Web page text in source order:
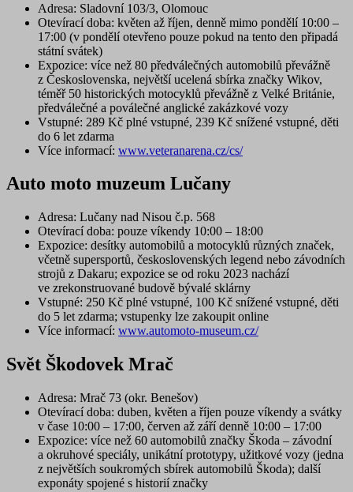
Adresa: Sladovní 103/3, Olomouc
Otevírací doba: květen až říjen, denně mimo pondělí 10:00 –
17:00 (v pondělí otevřeno pouze pokud na tento den připadá
státní svátek)
Expozice: více než 80 předválečných automobilů převážně
z Československa, největší ucelená sbírka značky Wikov,
téměř 50 historických motocyklů převážně z Velké Británie,
předválečné a poválečné anglické zakázkové vozy
Vstupné: 289 Kč plné vstupné, 239 Kč snížené vstupné, děti
do 6 let zdarma
Více informací: www.veteranarena.cz/cs/
Auto moto muzeum Lučany
Adresa: Lučany nad Nisou č.p. 568
Otevírací doba: pouze víkendy 10:00 – 18:00
Expozice: desítky automobilů a motocyklů různých značek,
včetně supersportů, československých legend nebo závodních
strojů z Dakaru; expozice se od roku 2023 nachází
ve zrekonstruované budově bývalé sklárny
Vstupné: 250 Kč plné vstupné, 100 Kč snížené vstupné, děti
do 5 let zdarma; vstupenky lze zakoupit online
Více informací: www.automoto-museum.cz/
Svět Škodovek Mrač
Adresa: Mrač 73 (okr. Benešov)
Otevírací doba: duben, květen a říjen pouze víkendy a svátky
v čase 10:00 – 17:00, červen až září denně 10:00 – 17:00
Expozice: více než 60 automobilů značky Škoda – závodní
a okruhové speciály, unikátní prototypy, užitkové vozy (jedna
z největších soukromých sbírek automobilů Škoda); další
exponáty spojené s historií značky